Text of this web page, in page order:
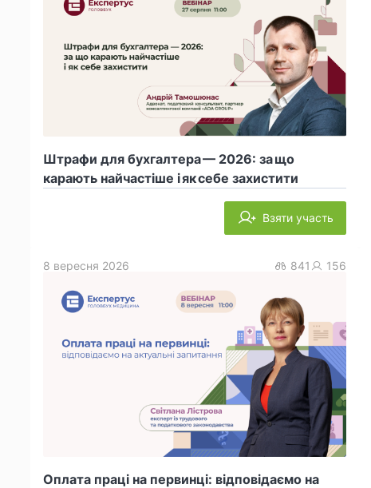
Штрафи для бухгалтера — 2026: за що
карають найчастіше і як себе захистити
Взяти участь
Оплата праці на первинці: відповідаємо на
8 вересня 2026 841 156